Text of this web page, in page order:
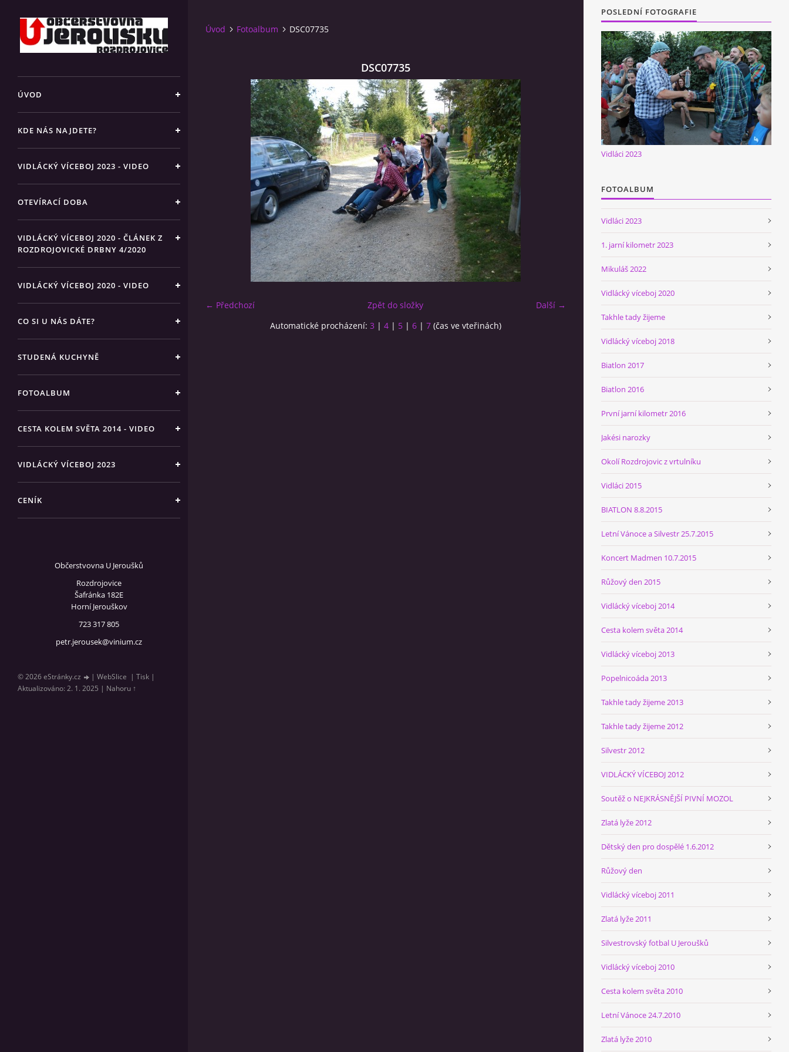
ÚVOD
KDE NÁS NAJDETE?
VIDLÁCKÝ VÍCEBOJ 2023 - VIDEO
OTEVÍRACÍ DOBA
VIDLÁCKÝ VÍCEBOJ 2020 - ČLÁNEK Z
ROZDROJOVICKÉ DRBNY 4/2020
VIDLÁCKÝ VÍCEBOJ 2020 - VIDEO
CO SI U NÁS DÁTE?
STUDENÁ KUCHYNĚ
FOTOALBUM
CESTA KOLEM SVĚTA 2014 - VIDEO
VIDLÁCKÝ VÍCEBOJ 2023
CENÍK
Občerstvovna U Jeroušků
Rozdrojovice
Šafránka 182E
Horní Jerouškov
723 317 805
petr.jerousek@vinium.cz
© 2026 eStránky.cz | WebSlice | Tisk |
Aktualizováno: 2. 1. 2025 | Nahoru ↑
Úvod Fotoalbum DSC07735
DSC07735
← Předchozí Další →
Zpět do složky
Automatické procházení: 3 | 4 | 5 | 6 | 7 (čas ve vteřinách)
POSLEDNÍ FOTOGRAFIE
Vidláci 2023
FOTOALBUM
Vidláci 2023
1. jarní kilometr 2023
Mikuláš 2022
Vidlácký víceboj 2020
Takhle tady žijeme
Vidlácký víceboj 2018
Biatlon 2017
Biatlon 2016
První jarní kilometr 2016
Jakési narozky
Okolí Rozdrojovic z vrtulníku
Vidláci 2015
BIATLON 8.8.2015
Letní Vánoce a Silvestr 25.7.2015
Koncert Madmen 10.7.2015
Růžový den 2015
Vidlácký víceboj 2014
Cesta kolem světa 2014
Vidlácký víceboj 2013
Popelnicoáda 2013
Takhle tady žijeme 2013
Takhle tady žijeme 2012
Silvestr 2012
VIDLÁCKÝ VÍCEBOJ 2012
Soutěž o NEJKRÁSNĚJŠÍ PIVNÍ MOZOL
Zlatá lyže 2012
Dětský den pro dospělé 1.6.2012
Růžový den
Vidlácký víceboj 2011
Zlatá lyže 2011
Silvestrovský fotbal U Jeroušků
Vidlácký víceboj 2010
Cesta kolem světa 2010
Letní Vánoce 24.7.2010
Zlatá lyže 2010